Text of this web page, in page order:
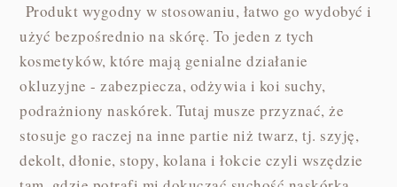
Produkt wygodny w stosowaniu, łatwo go wydobyć i
użyć bezpośrednio na skórę. To jeden z tych
kosmetyków, które mają genialne działanie
okluzyjne - zabezpiecza, odżywia i koi suchy,
podrażniony naskórek. Tutaj musze przyznać, że
stosuje go raczej na inne partie niż twarz, tj. szyję,
dekolt, dłonie, stopy, kolana i łokcie czyli wszędzie